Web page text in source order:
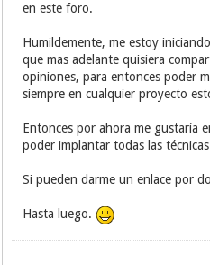
en este foro.
Humildemente, me estoy
que mas adelante quisiera
opiniones, para entonces poder
siempre en cualquier proyecto
Entonces por ahora me gustaría
poder implantar todas las
Si pueden darme un enlace por
Hasta luego.